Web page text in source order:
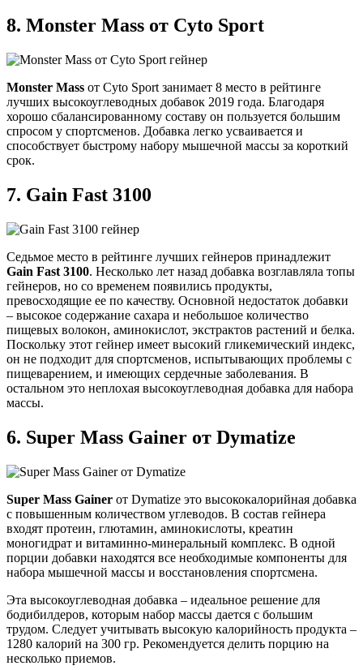
8. Monster Mass от Cyto Sport
Monster Mass от Cyto Sport занимает 8 место в рейтинге
лучших высокоуглеводных добавок 2019 года. Благодаря
хорошо сбалансированному составу он пользуется большим
спросом у спортсменов. Добавка легко усваивается и
способствует быстрому набору мышечной массы за короткий
срок.
7. Gain Fast 3100
Седьмое место в рейтинге лучших гейнеров принадлежит
Gain Fast 3100. Несколько лет назад добавка возглавляла топы
гейнеров, но со временем появились продукты,
превосходящие ее по качеству. Основной недостаток добавки
– высокое содержание сахара и небольшое количество
пищевых волокон, аминокислот, экстрактов растений и белка.
Поскольку этот гейнер имеет высокий гликемический индекс,
он не подходит для спортсменов, испытывающих проблемы с
пищеварением, и имеющих сердечные заболевания. В
остальном это неплохая высокоуглеводная добавка для набора
массы.
6. Super Mass Gainer от Dymatize
Super Mass Gainer от Dymatize это высококалорийная добавка
с повышенным количеством углеводов. В состав гейнера
входят протеин, глютамин, аминокислоты, креатин
моногидрат и витаминно-минеральный комплекс. В одной
порции добавки находятся все необходимые компоненты для
набора мышечной массы и восстановления спортсмена.
Эта высокоуглеводная добавка – идеальное решение для
бодибилдеров, которым набор массы дается с большим
трудом. Следует учитывать высокую калорийность продукта –
1280 калорий на 300 гр. Рекомендуется делить порцию на
несколько приемов.